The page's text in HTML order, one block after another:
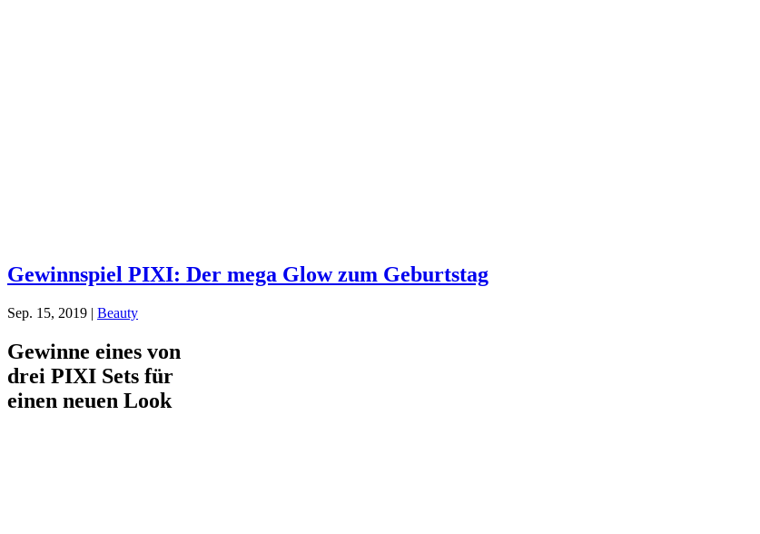
Gewinnspiel PIXI: Der mega Glow zum Geburtstag
Sep. 15, 2019 | Beauty
Gewinne eines von
drei PIXI Sets für
einen neuen Look